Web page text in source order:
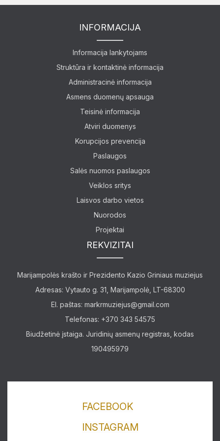
Apie mus
Edukaciniai užsiėmimai
INFORMACIJA
Informacija lankytojams
Struktūra ir kontaktinė informacija
Administracinė informacija
Asmens duomenų apsauga
Teisinė informacija
Atviri duomenys
Korupcijos prevencija
Paslaugos
Salės nuomos paslaugos
Veiklos sritys
Laisvos darbo vietos
Nuorodos
Projektai
REKVIZITAI
Marijampolės krašto ir Prezidento Kazio Griniaus muziejus
Adresas: Vytauto g. 31, Marijampolė, LT-68300
El. paštas: markrmuziejus@gmail.com
Telefonas: +370 343 54575
Biudžetinė įstaiga. Juridinių asmenų registras, kodas
190495979
FACEBOOK
INSTAGRAM